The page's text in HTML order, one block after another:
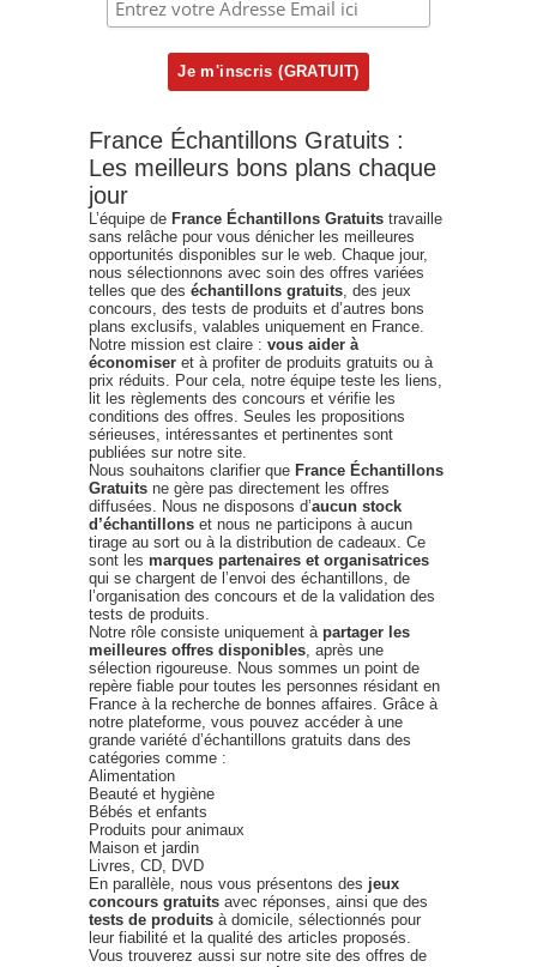
France Échantillons Gratuits :
Les meilleurs bons plans chaque
jour
L’équipe de France Échantillons Gratuits travaille
sans relâche pour vous dénicher les meilleures
opportunités disponibles sur le web. Chaque jour,
nous sélectionnons avec soin des offres variées
telles que des échantillons gratuits , des jeux
concours, des tests de produits et d’autres bons
plans exclusifs, valables uniquement en France.
Notre mission est claire : vous aider à
économiser et à profiter de produits gratuits ou à
prix réduits. Pour cela, notre équipe teste les liens,
lit les règlements des concours et vérifie les
conditions des offres. Seules les propositions
sérieuses, intéressantes et pertinentes sont
publiées sur notre site.
Nous souhaitons clarifier que France Échantillons
Gratuits ne gère pas directement les offres
diffusées. Nous ne disposons d’aucun stock
d’échantillons et nous ne participons à aucun
tirage au sort ou à la distribution de cadeaux. Ce
sont les marques partenaires et organisatrices
qui se chargent de l’envoi des échantillons, de
l’organisation des concours et de la validation des
tests de produits.
Notre rôle consiste uniquement à partager les
meilleures offres disponibles , après une
sélection rigoureuse. Nous sommes un point de
repère fiable pour toutes les personnes résidant en
France à la recherche de bonnes affaires. Grâce à
notre plateforme, vous pouvez accéder à une
grande variété d’échantillons gratuits dans des
catégories comme :
Alimentation
Beauté et hygiène
Bébés et enfants
Produits pour animaux
Maison et jardin
Livres, CD, DVD
En parallèle, nous vous présentons des jeux
concours gratuits avec réponses, ainsi que des
tests de produits à domicile, sélectionnés pour
leur fiabilité et la qualité des articles proposés.
Vous trouverez aussi sur notre site des offres de